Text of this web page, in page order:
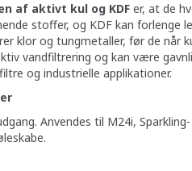
af aktivt kul og KDF er, at de
stoffer, og KDF kan forlenge
klor og tungmetaller, før de når
vandfiltrering og kan være
og industrielle applikationer.
Anvendes til M24i, Sparkling-